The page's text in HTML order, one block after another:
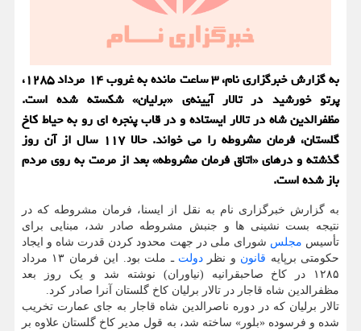
به گزارش خبرگزاری نام، ۳ ساعت مانده به غروب ۱۴ مرداد ۱۲۸۵،
پرتو خورشید در تالار آیینه‌ی «برلیان» شکسته شده است.
مظفرالدین شاه در تالار ایستاده و در قاب پنجره ای رو به حیاط کاخ
گلستان، فرمان مشروطه را می خواند. حالا ۱۱۷ سال از آن روز
گذشته و درهای «اتاق فرمان مشروطه» بعد از مرمت به روی مردم
باز شده است.
به گزارش خبرگزاری نام به نقل از ایسنا، فرمان مشروطه که در
نتیجه بست نشینی ها و جنبش مشروطه صادر شد، مبنایی برای
تأسیس مجلس شورای ملی در جهت محدود کردن قدرت شاه و ایجاد
حکومتی برپایه قانون و نظردولت
ـ ملت بود. این فرمان ۱۳ مرداد
۱۲۸۵ در کاخ صاحبقرانیه (نیاوران) نوشته شد و یک روز بعد
مظفرالدین شاه قاجار در تالار برلیان کاخ گلستان آنرا صادر کرد.
تالار برلیان که در دوره ناصرالدین شاه قاجار به جای عمارت تخریب
شده و فرسوده «بلور» ساخته شد، به قول مدیر کاخ گلستان علاوه بر